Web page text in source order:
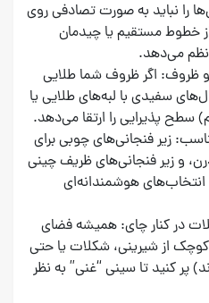
را نباید به صورت تصادفی روی
خطوط مستقیم یا چیدمان
نظم می‌دهد.
ظروف: اگر ظروف شما طلایی
سفیدی با لبه‌های طلایی یا
سطح پذیرایی را ارتقا می‌دهد.
زیر فنجانی‌های چوبی برای
و زیر فنجانی‌های ظریف چینی
هوشمندانه‌ای
در کنار چای: همیشه فضای
از شیرینی، شکلات یا حتی
کنید تا سینی “غنی” به نظر